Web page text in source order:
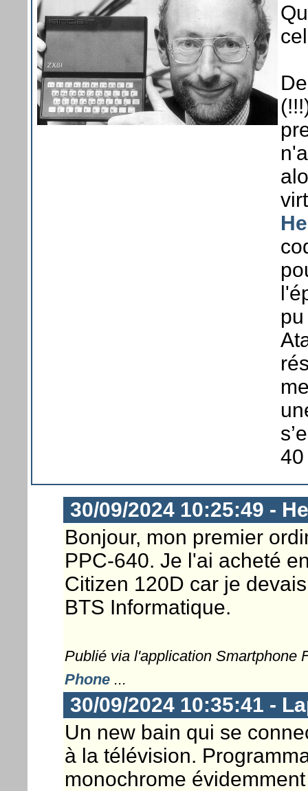
40
30/09/2024 10:25:49 -
Bonjour, mon premier
PPC-640. Je l'ai acheté
Citizen 120D car je
BTS Informatique.
Publié via l'application Smartphone
Phone...
30/09/2024 10:35:41 -
Un new bain qui se
à la télévision.
monochrome